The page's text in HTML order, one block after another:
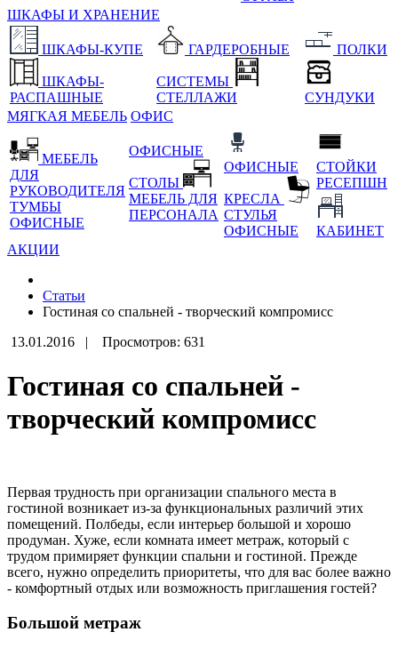
ШКАФЫ И ХРАНЕНИЕ
ШКАФЫ-КУПЕ
ШКАФЫ-
РАСПАШНЫЕ
ГАРДЕРОБНЫЕ
СИСТЕМЫ
СТЕЛЛАЖИ
ПОЛКИ
СУНДУКИ
МЯГКАЯ МЕБЕЛЬ ОФИС
МЕБЕЛЬ
ДЛЯ
РУКОВОДИТЕЛЯ
ТУМБЫ
ОФИСНЫЕ
ОФИСНЫЕ
СТОЛЫ
МЕБЕЛЬ ДЛЯ
ПЕРСОНАЛА
ОФИСНЫЕ
КРЕСЛА
СТУЛЬЯ
ОФИСНЫЕ
СТОЙКИ
РЕСЕПШН
КАБИНЕТ
АКЦИИ
Статьи
Гостиная со спальней - творческий компромисс
13.01.2016 |
Просмотров: 631
Гостиная со спальней -
творческий компромисс
Первая трудность при организации спального места в
гостиной возникает из-за функциональных различий этих
помещений. Полбеды, если интерьер большой и хорошо
продуман. Хуже, если комната имеет метраж, который с
трудом примиряет функции спальни и гостиной. Прежде
всего, нужно определить приоритеты, что для вас более важно
- комфортный отдых или возможность приглашения гостей?
Большой метраж